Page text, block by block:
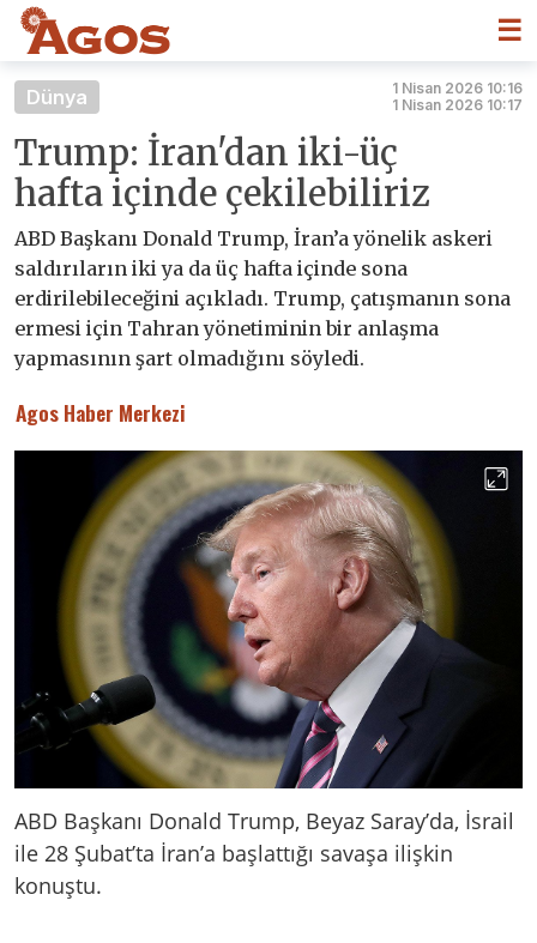
☰
Dünya
1 Nisan 2026 10:16
1 Nisan 2026 10:17
Trump: İran'dan iki-üç
hafta içinde çekilebiliriz
ABD Başkanı Donald Trump, İran’a yönelik askeri
saldırıların iki ya da üç hafta içinde sona
erdirilebileceğini açıkladı. Trump, çatışmanın sona
ermesi için Tahran yönetiminin bir anlaşma
yapmasının şart olmadığını söyledi.
Agos Haber Merkezi
ABD Başkanı Donald Trump, Beyaz Saray’da, İsrail
ile 28 Şubat’ta İran’a başlattığı savaşa ilişkin
konuştu.